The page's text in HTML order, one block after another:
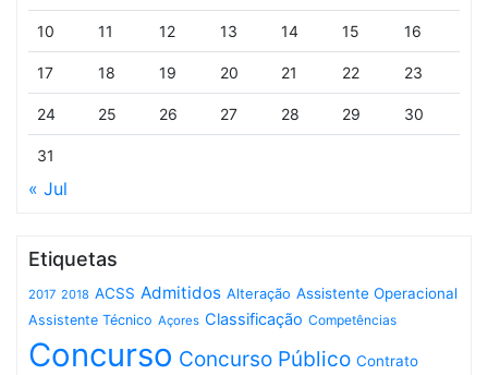
10 11 12 13 14 15 16
17 18 19 20 21 22 23
24 25 26 27 28 29 30
31
« Jul
Etiquetas
2017 2018 ACSS Admitidos Alteração Assistente Operacional
Assistente Técnico Açores Classificação Competências
Concurso Concurso Público Contrato